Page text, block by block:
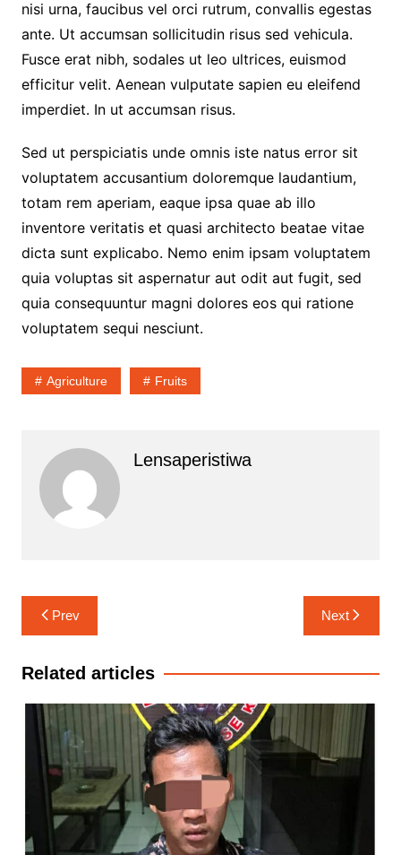
nisi urna, faucibus vel orci rutrum, convallis egestas
ante. Ut accumsan sollicitudin risus sed vehicula.
Fusce erat nibh, sodales ut leo ultrices, euismod
efficitur velit. Aenean vulputate sapien eu eleifend
imperdiet. In ut accumsan risus.
Sed ut perspiciatis unde omnis iste natus error sit
voluptatem accusantium doloremque laudantium,
totam rem aperiam, eaque ipsa quae ab illo
inventore veritatis et quasi architecto beatae vitae
dicta sunt explicabo. Nemo enim ipsam voluptatem
quia voluptas sit aspernatur aut odit aut fugit, sed
quia consequuntur magni dolores eos qui ratione
voluptatem sequi nesciunt.
Agriculture Fruits
Lensaperistiwa
Navigasi
pos
Prev Next
Related articles